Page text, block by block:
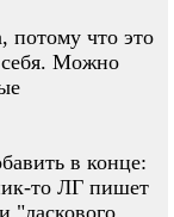
потому что это
себя. Можно
в конце:
то ЛГ пишет
"ласкового